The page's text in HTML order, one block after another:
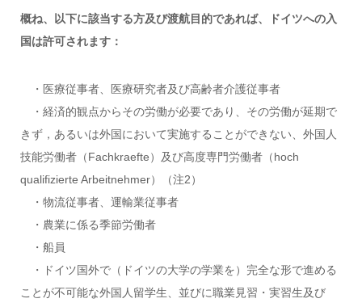
概ね、以下に該当する方及び渡航目的であれば、ドイツへの入
国は許可されます：
・医療従事者、医療研究者及び高齢者介護従事者
・経済的観点からその労働が必要であり、その労働が延期で
きず，あるいは外国において実施することができない、外国人
技能労働者（Fachkraefte）及び高度専門労働者（hoch
qualifizierte Arbeitnehmer）（注2）
・物流従事者、運輸業従事者
・農業に係る季節労働者
・船員
・ドイツ国外で（ドイツの大学の学業を）完全な形で進める
ことが不可能な外国人留学生、並びに職業見習・実習生及び